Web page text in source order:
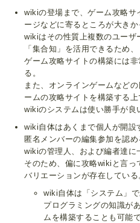
wikiの登場まで、ゲーム攻略
ージなどに寄るところが大きか
wikiはその性質上複数のユーザ
「集合知」を活用できるため、
ゲーム攻略サイトの構築には
る。
また、オンラインゲームなど
ームの攻略サイトを構築する上
wikiのシステムは使い勝手が良
wiki自体はあくまで個人が開
匿名メンバーの編集参加を認
wikiの管理人、および編者達に
そのため、偏に攻略wikiと言
バリエーションが存在している
wiki自体は「システム」で
プログラミングの知識が
ムを構築することも可能で